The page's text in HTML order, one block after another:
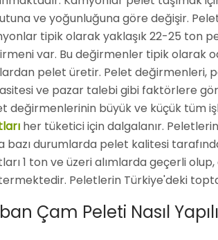
ve yoğunluğuna göre değişir.
tipik olarak yaklaşık 22-25 ton
var. Bu değirmenler tipik olarak
pelet üretir. Pelet değirmenleri,
ve pazar talebi gibi faktörlere
değirmenlerinin büyük ve küçük tüm
her tüketici için dalgalanır.
bazı durumlarda pelet kalitesi
1 ton ve üzeri alımlarda geçerli
Peletlerin Türkiye'deki
Çam Peleti Nasıl